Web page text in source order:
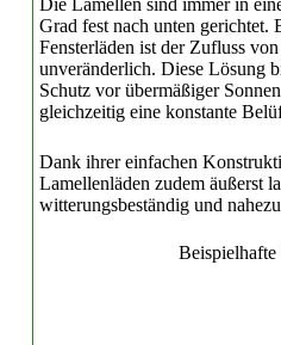
Die Lamellen sind immer in
Grad fest nach unten gerichtet.
Fensterläden ist der Zufluss
unveränderlich. Diese Lösung
Schutz vor übermäßiger
gleichzeitig eine konstante
Dank ihrer einfachen
Lamellenläden zudem äußerst
witterungsbeständig und